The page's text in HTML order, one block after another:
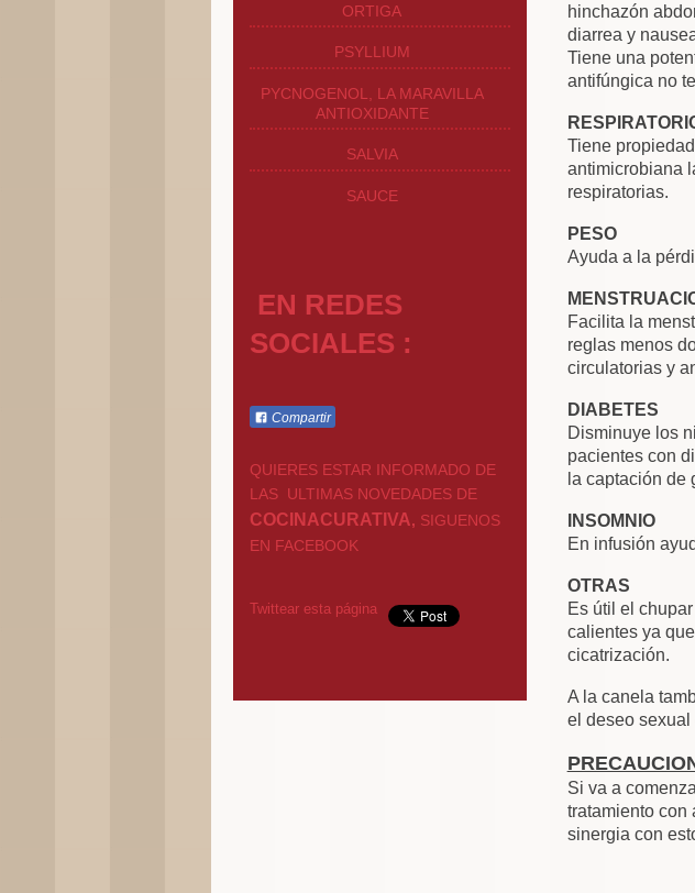
hinchazón
diarrea y
Tiene una
antifúngica no
Tiene
antimicrobiana
respiratorias.
PESO
Ayuda a la
Facilita la
reglas menos
circulatorias y
DIABETES
Disminuye los
pacientes con
la captación de
INSOMNIO
En infusión
OTRAS
Es útil el
calientes ya
cicatrización.
A la canela
el deseo sexual
Si va a
tratamiento con
sinergia con
ORTIGA
PSYLLIUM
PYCNOGENOL, LA MARAVILLA
ANTIOXIDANTE
SALVIA
SAUCE
EN REDES
SOCIALES :
Compartir
QUIERES ESTAR INFORMADO DE
LAS ULTIMAS NOVEDADES DE
COCINACURATIVA, SIGUENOS
EN FACEBOOK
Twittear esta página